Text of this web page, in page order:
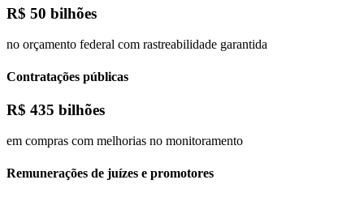
R$ 50 bilhões
no orçamento federal com rastreabilidade garantida
Contratações públicas
R$ 435 bilhões
em compras com melhorias no monitoramento
Remunerações de juízes e promotores